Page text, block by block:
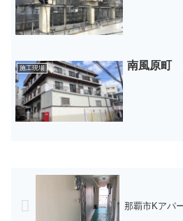
施工現場 南風原町
那覇市Kアパ